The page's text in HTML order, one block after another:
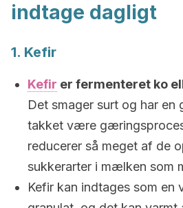
indtage dagligt
1. Kefir
Kefir er fermenteret ko
Det smager surt og har en
takket være
reducerer så meget af de
sukkerarter i mælken som
Kefir kan indtages som en